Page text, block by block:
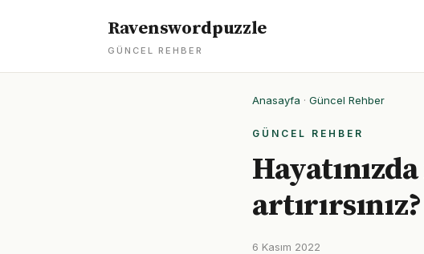
Ravenswordpuzzle
GÜNCEL REHBER
Anasayfa · Güncel Rehber
GÜNCEL REHBER
artırırsınız?
6 Kasım 2022